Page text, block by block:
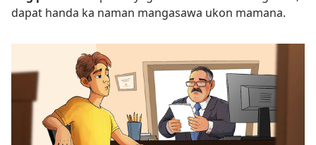
dapat handa ka naman mangasawa ukon mamana.